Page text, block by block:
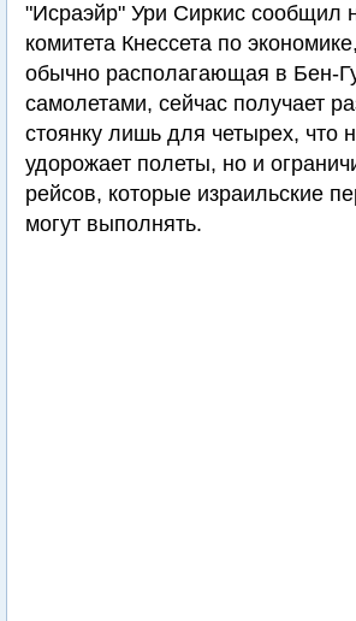
"Исраэйр" Ури Сиркис сообщил
комитета Кнессета по
обычно располагающая в Бен-
самолетами, сейчас получает
стоянку лишь для четырех, что
удорожает полеты, но и
рейсов, которые израильские
могут выполнять.